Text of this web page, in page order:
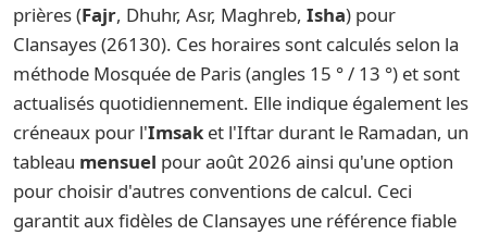
prières (Fajr, Dhuhr, Asr, Maghreb, Isha) pour
Clansayes (26130). Ces horaires sont calculés selon la
méthode Mosquée de Paris (angles 15 ° / 13 °) et sont
actualisés quotidiennement. Elle indique également les
créneaux pour l'Imsak et l'Iftar durant le Ramadan, un
tableau mensuel pour août 2026 ainsi qu'une option
pour choisir d'autres conventions de calcul. Ceci
garantit aux fidèles de Clansayes une référence fiable